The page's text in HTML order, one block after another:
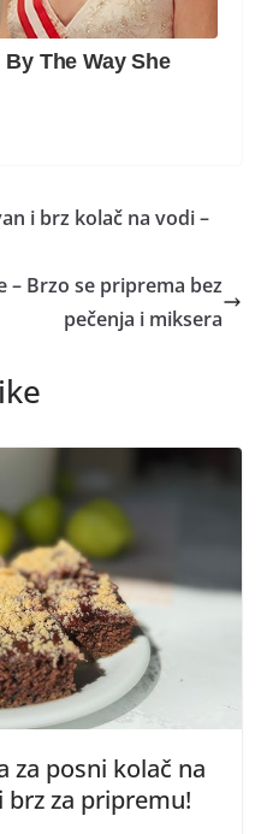
i brz kolač na vodi –
– Brzo se priprema bez
pečenja i miksera
za posni kolač na
brz za pripremu!